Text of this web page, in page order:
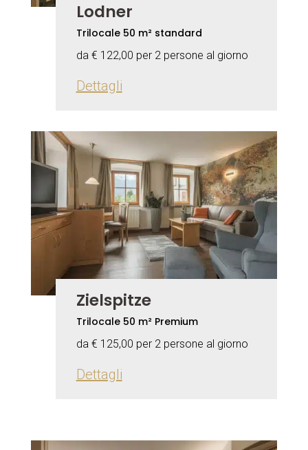
Lodner
Trilocale 50 m² standard
da € 122,00 per 2 persone al giorno
Dettagli
Zielspitze
Trilocale 50 m² Premium
da € 125,00 per 2 persone al giorno
Dettagli